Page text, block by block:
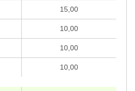
15,00
10,00
10,00
10,00